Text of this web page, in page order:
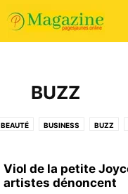
BUZZ
BEAUTÉ BUSINESS BUZZ
Viol de la petite
artistes dénoncent